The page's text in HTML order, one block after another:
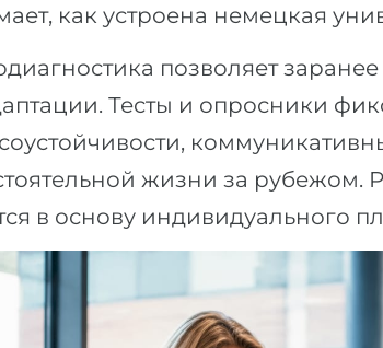
как устроена немецкая
позволяет
Тесты и опросники
жизни за рубежом.
в основу индивидуального